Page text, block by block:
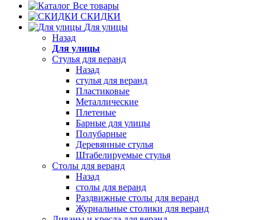
Все товары
СКИДКИ
Для улицы
Назад
Для улицы
Стулья для веранд
Назад
стулья для веранд
Пластиковые
Металлические
Плетеные
Барные для улицы
Полубарные
Деревянные стулья
Штабелируемые стулья
Столы для веранд
Назад
столы для веранд
Раздвижные столы для веранд
Журнальные столики для веранд